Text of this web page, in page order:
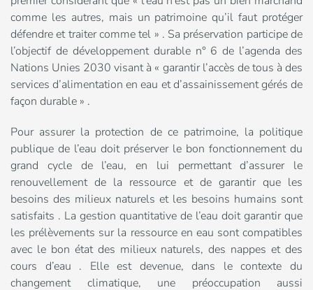
comme les autres, mais un patrimoine qu’il faut protéger
défendre et traiter comme tel » . Sa préservation participe de
l’objectif de développement durable n° 6 de l’agenda des
Nations Unies 2030 visant à « garantir l’accès de tous à des
services d’alimentation en eau et d’assainissement gérés de
façon durable » .
Pour assurer la protection de ce patrimoine, la politique
publique de l’eau doit préserver le bon fonctionnement du
grand cycle de l’eau, en lui permettant d’assurer le
renouvellement de la ressource et de garantir que les
besoins des milieux naturels et les besoins humains sont
satisfaits . La gestion quantitative de l’eau doit garantir que
les prélèvements sur la ressource en eau sont compatibles
avec le bon état des milieux naturels, des nappes et des
cours d’eau . Elle est devenue, dans le contexte du
changement climatique, une préoccupation aussi